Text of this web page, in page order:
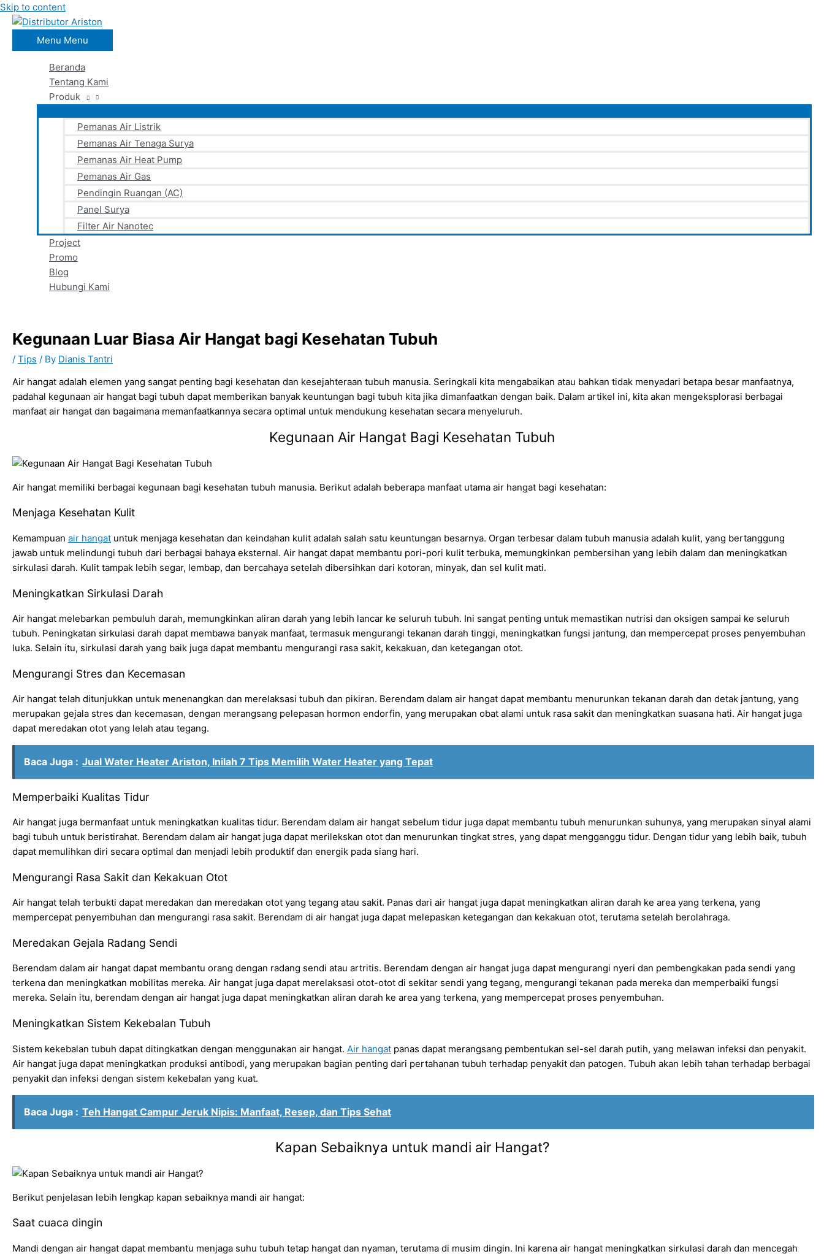
Skip to content
Menu Menu
Beranda
Tentang Kami
Produk
Pemanas Air Listrik
Pemanas Air Tenaga Surya
Pemanas Air Heat Pump
Pemanas Air Gas
Pendingin Ruangan (AC)
Panel Surya
Filter Air Nanotec
Project
Promo
Blog
Hubungi Kami
Kegunaan Luar Biasa Air Hangat bagi Kesehatan Tubuh
/ Tips / By Dianis Tantri
Air hangat adalah elemen yang sangat penting bagi kesehatan dan kesejahteraan tubuh manusia. Seringkali kita mengabaikan atau bahkan tidak menyadari betapa besar manfaatnya,
padahal kegunaan air hangat bagi tubuh dapat memberikan banyak keuntungan bagi tubuh kita jika dimanfaatkan dengan baik. Dalam artikel ini, kita akan mengeksplorasi berbagai
manfaat air hangat dan bagaimana memanfaatkannya secara optimal untuk mendukung kesehatan secara menyeluruh.
Kegunaan Air Hangat Bagi Kesehatan Tubuh
Air hangat memiliki berbagai kegunaan bagi kesehatan tubuh manusia. Berikut adalah beberapa manfaat utama air hangat bagi kesehatan:
Menjaga Kesehatan Kulit
Kemampuan air hangat untuk menjaga kesehatan dan keindahan kulit adalah salah satu keuntungan besarnya. Organ terbesar dalam tubuh manusia adalah kulit, yang bertanggung
jawab untuk melindungi tubuh dari berbagai bahaya eksternal. Air hangat dapat membantu pori-pori kulit terbuka, memungkinkan pembersihan yang lebih dalam dan meningkatkan
sirkulasi darah. Kulit tampak lebih segar, lembap, dan bercahaya setelah dibersihkan dari kotoran, minyak, dan sel kulit mati.
Meningkatkan Sirkulasi Darah
Air hangat melebarkan pembuluh darah, memungkinkan aliran darah yang lebih lancar ke seluruh tubuh. Ini sangat penting untuk memastikan nutrisi dan oksigen sampai ke seluruh
tubuh. Peningkatan sirkulasi darah dapat membawa banyak manfaat, termasuk mengurangi tekanan darah tinggi, meningkatkan fungsi jantung, dan mempercepat proses penyembuhan
luka. Selain itu, sirkulasi darah yang baik juga dapat membantu mengurangi rasa sakit, kekakuan, dan ketegangan otot.
Mengurangi Stres dan Kecemasan
Air hangat telah ditunjukkan untuk menenangkan dan merelaksasi tubuh dan pikiran. Berendam dalam air hangat dapat membantu menurunkan tekanan darah dan detak jantung, yang
merupakan gejala stres dan kecemasan, dengan merangsang pelepasan hormon endorfin, yang merupakan obat alami untuk rasa sakit dan meningkatkan suasana hati. Air hangat juga
dapat meredakan otot yang lelah atau tegang.
Baca Juga : Jual Water Heater Ariston, Inilah 7 Tips Memilih Water Heater yang Tepat
Memperbaiki Kualitas Tidur
Air hangat juga bermanfaat untuk meningkatkan kualitas tidur. Berendam dalam air hangat sebelum tidur juga dapat membantu tubuh menurunkan suhunya, yang merupakan sinyal alami
bagi tubuh untuk beristirahat. Berendam dalam air hangat juga dapat merilekskan otot dan menurunkan tingkat stres, yang dapat mengganggu tidur. Dengan tidur yang lebih baik, tubuh
dapat memulihkan diri secara optimal dan menjadi lebih produktif dan energik pada siang hari.
Mengurangi Rasa Sakit dan Kekakuan Otot
Air hangat telah terbukti dapat meredakan dan meredakan otot yang tegang atau sakit. Panas dari air hangat juga dapat meningkatkan aliran darah ke area yang terkena, yang
mempercepat penyembuhan dan mengurangi rasa sakit. Berendam di air hangat juga dapat melepaskan ketegangan dan kekakuan otot, terutama setelah berolahraga.
Meredakan Gejala Radang Sendi
Berendam dalam air hangat dapat membantu orang dengan radang sendi atau artritis. Berendam dengan air hangat juga dapat mengurangi nyeri dan pembengkakan pada sendi yang
terkena dan meningkatkan mobilitas mereka. Air hangat juga dapat merelaksasi otot-otot di sekitar sendi yang tegang, mengurangi tekanan pada mereka dan memperbaiki fungsi
mereka. Selain itu, berendam dengan air hangat juga dapat meningkatkan aliran darah ke area yang terkena, yang mempercepat proses penyembuhan.
Meningkatkan Sistem Kekebalan Tubuh
Sistem kekebalan tubuh dapat ditingkatkan dengan menggunakan air hangat. Air hangat panas dapat merangsang pembentukan sel-sel darah putih, yang melawan infeksi dan penyakit.
Air hangat juga dapat meningkatkan produksi antibodi, yang merupakan bagian penting dari pertahanan tubuh terhadap penyakit dan patogen. Tubuh akan lebih tahan terhadap berbagai
penyakit dan infeksi dengan sistem kekebalan yang kuat.
Baca Juga : Teh Hangat Campur Jeruk Nipis: Manfaat, Resep, dan Tips Sehat
Kapan Sebaiknya untuk mandi air Hangat?
Berikut penjelasan lebih lengkap kapan sebaiknya mandi air hangat:
Saat cuaca dingin
Mandi dengan air hangat dapat membantu menjaga suhu tubuh tetap hangat dan nyaman, terutama di musim dingin. Ini karena air hangat meningkatkan sirkulasi darah dan mencegah